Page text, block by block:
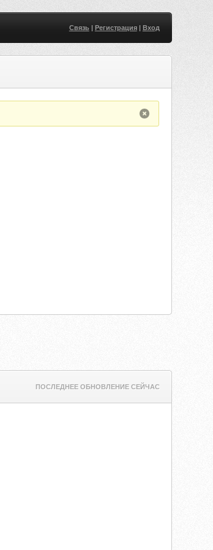
Связь| Регистрация| Вход
ПОСЛЕДНЕЕ ОБНОВЛЕНИЕ СЕЙЧАС